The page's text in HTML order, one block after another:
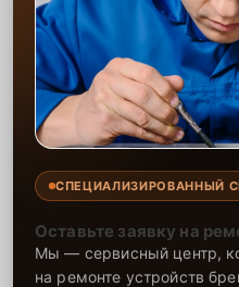
СПЕЦИАЛИЗИРОВАННЫЙ
Оставьте заявку на
Мы — сервисный центр,
на ремонте устройств